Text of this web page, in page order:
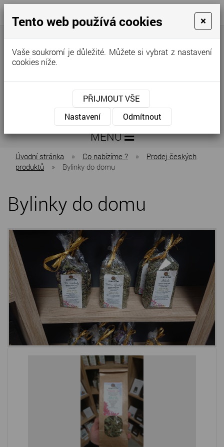
+420
298
640
info@zeleninakovar.cz
MENU
Úvodní stránka » Co nabízíme ? »
Prodej českých
produktů
» Bylinky do domu
Bylinky do domu
Tento web používá cookies ×
Vaše soukromí je důležité. Můžete si vybrat z nastavení
cookies níže.
PŘIJMOUT VŠE
Nastavení
Odmítnout